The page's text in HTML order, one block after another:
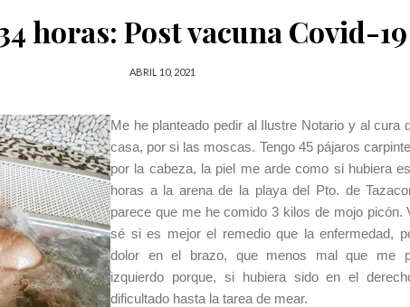
horas: Post vacuna Covid-19
ABRIL 10, 2021
Me he planteado pedir al Ilustre Notario y al cura
casa, por si las moscas. Tengo 45 pájaros
por la cabeza, la piel me arde como si hubiera
horas a la arena de la playa del Pto. de
parece que me he comido 3 kilos de mojo picón.
sé si es mejor el remedio que la enfermedad,
dolor en el brazo, que menos mal que me
izquierdo porque, si hubiera sido en el
dificultado hasta la tarea de mear.